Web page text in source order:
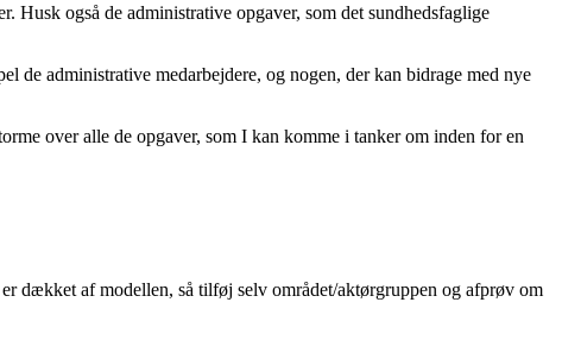
Husk også de administrative opgaver, som det sundhedsfaglige
de administrative medarbejdere, og nogen, der kan bidrage med nye
over alle de opgaver, som I kan komme i tanker om inden for en
dækket af modellen, så tilføj selv området/aktørgruppen og afprøv om